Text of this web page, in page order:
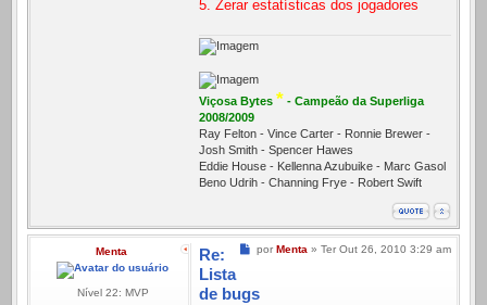
5. Zerar estatísticas dos jogadores
Viçosa Bytes * - Campeão da Superliga
2008/2009
Ray Felton - Vince Carter - Ronnie Brewer -
Josh Smith - Spencer Hawes
Eddie House - Kellenna Azubuike - Marc Gasol
Beno Udrih - Channing Frye - Robert Swift
Menta
Nível 22: MVP
Mensagem
por Menta » Ter Out 26, 2010 3:29 am
Re:
Lista
de bugs